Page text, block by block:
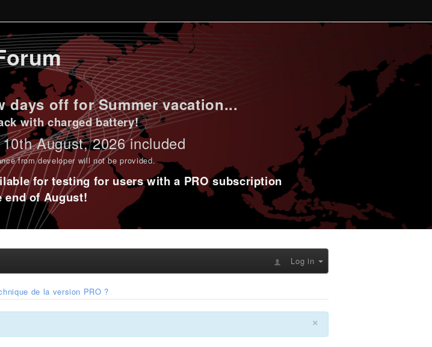
days off for Summer vacation...
with charged battery!
August, 2026 included
from developer will not be provided.
for testing for users with a PRO subscription
end of August!
Log in
de la version PRO ?
×